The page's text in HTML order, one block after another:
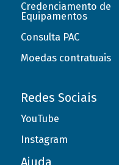
Credenciamento de
Equipamentos
Consulta PAC
Moedas contratuais
Redes Sociais
YouTube
Instagram
Ajuda